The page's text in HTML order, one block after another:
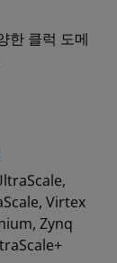
한 클럭 도메
Virtex
Zynq